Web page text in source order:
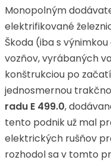
Monopolným
elektrifikované
Škoda (iba s
vozňov, vyrábaných
konštrukciou po
jednosmernou
radu E 499.0,
tento podnik už mal
elektrických rušňov
rozhodol sa v tomto